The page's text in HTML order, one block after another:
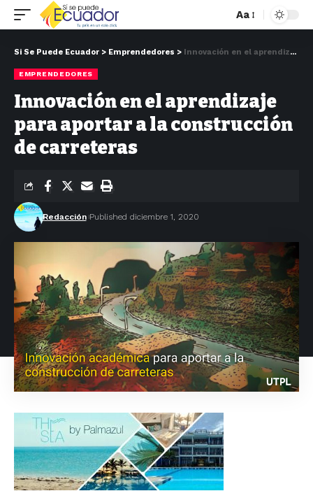
Aa
Si Se Puede Ecuador > Emprendedores > Innovación en el aprendizaje para aportar a la construcción de carreteras
EMPRENDEDORES
Innovación en el aprendizaje
para aportar a la construcción
de carreteras
Redacción Published diciembre 1, 2020